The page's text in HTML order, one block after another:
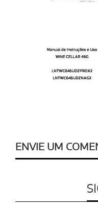
ENVIE UM